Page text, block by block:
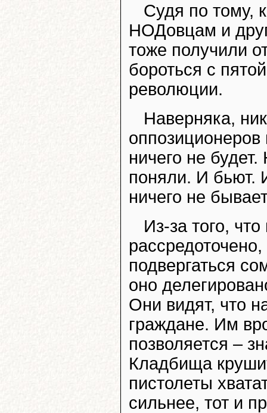
Судя по тому,
НОДовцам и
тоже получили
бороться с
революции.
Наверняка,
ничего не
поняли. И бьют.
ничего не
Из-за того,
подвергаться
оно
Они видят, что
граждане. Им
позволяется –
Кладбища
пистолеты
сильнее, тот и